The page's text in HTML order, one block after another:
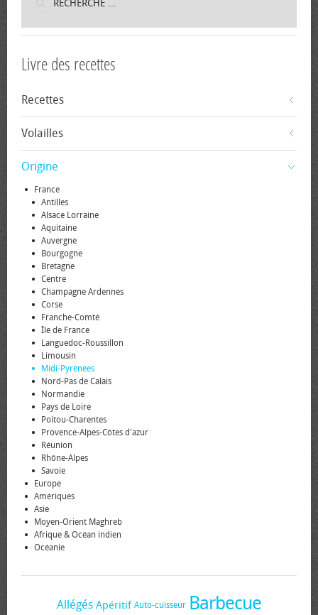
Livre des recettes
Recettes
Volailles
Origine
France
Antilles
Alsace Lorraine
Aquitaine
Auvergne
Bourgogne
Bretagne
Centre
Champagne Ardennes
Corse
Franche-Comté
Île de France
Languedoc-Roussillon
Limousin
Midi-Pyrénées
Nord-Pas de Calais
Normandie
Pays de Loire
Poitou-Charentes
Provence-Alpes-Côtes d'azur
Réunion
Rhône-Alpes
Savoie
Europe
Amériques
Asie
Moyen-Orient Maghreb
Afrique & Océan indien
Océanie
Allégés Apéritif Auto-cuisseur Barbecue